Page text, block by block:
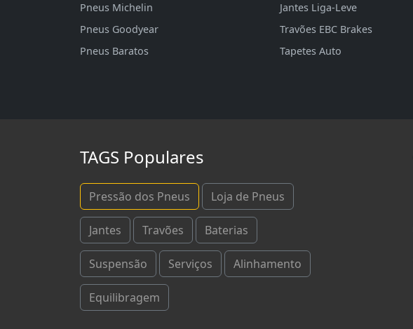
Pneus Michelin
Pneus Goodyear
Pneus Baratos
Jantes Liga-Leve
Travões EBC Brakes
Tapetes Auto
TAGS Populares
Pressão dos Pneus Loja de Pneus
Jantes Travões Baterias
Suspensão Serviços Alinhamento
Equilibragem